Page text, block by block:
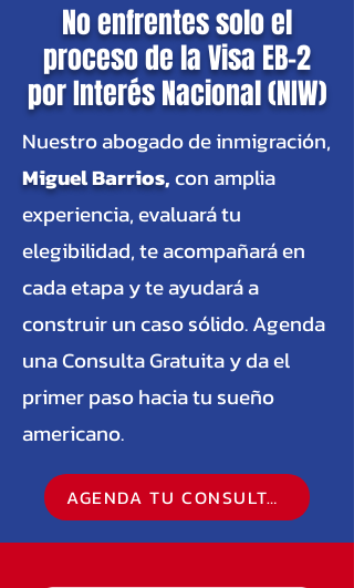
No enfrentes solo el
proceso de la Visa EB-2
por Interés Nacional (NIW)
Nuestro abogado de inmigración,
Miguel Barrios,con amplia
experiencia, evaluará tu
elegibilidad, te acompañará en
cada etapa y te ayudará a
construir un caso sólido. Agenda
una Consulta Gratuita y da el
primer paso hacia tu sueño
americano.
AGENDA TU CONSULTA GRATUITA